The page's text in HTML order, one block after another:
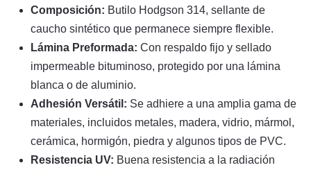
Composición: Butilo Hodgson 314, sellante de
caucho sintético que permanece siempre flexible.
Lámina Preformada: Con respaldo fijo y sellado
impermeable bituminoso, protegido por una lámina
blanca o de aluminio.
Adhesión Versátil: Se adhiere a una amplia gama de
materiales, incluidos metales, madera, vidrio, mármol,
cerámica, hormigón, piedra y algunos tipos de PVC.
Resistencia UV: Buena resistencia a la radiación